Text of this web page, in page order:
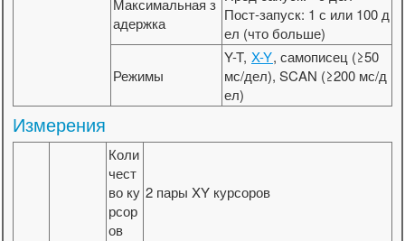
Максимальная з
адержка
Пост-запуск: 1 с или 100 д
ел (что больше)
Режимы
Y-T, X-Y, самописец (≥50
мс/дел), SCAN (≥200 мс/д
ел)
Измерения
Коли
чест
во ку
рсор
ов
2 пары XY курсоров